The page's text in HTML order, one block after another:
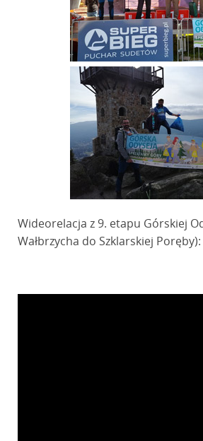
Wideorelacja z 9. etapu Górskiej
Wałbrzycha do Szklarskiej Poręby):